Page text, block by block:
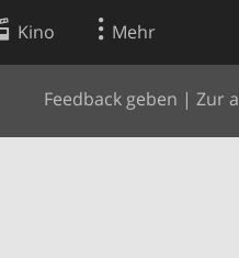
Kino Mehr
Feedback geben | Zur
Websuche